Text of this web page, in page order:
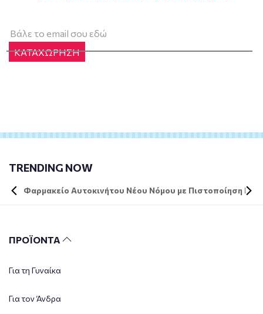
ΚΑΤΑΧΩΡΗΣΗ
TRENDING NOW
Φαρμακείο Αυτοκινήτου Νέου Νόμου με Πιστοποίηση DIN
ΠΡΟΪΟΝΤΑ
Για τη Γυναίκα
Για τον Άνδρα